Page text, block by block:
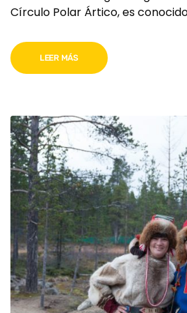
Círculo Polar Ártico, es
LEER MÁS